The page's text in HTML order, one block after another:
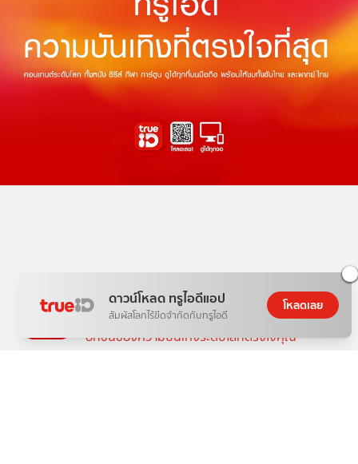
ดาวน์โหลด ทรูไอดีแอป
สัมผัสโลกไร้ขีดจำกัดกับทรูไอดี
โหลดเลย
THE NEXT WORLD-CLASS SMART
ENTERTAINMENT
อีกขั้นของความบันเทิงระดับโลกตรงใจคุณ